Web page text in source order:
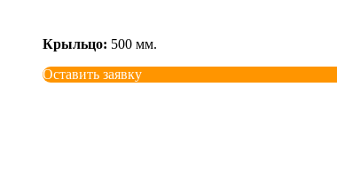
Крыльцо: 500 мм.
Оставить заявку